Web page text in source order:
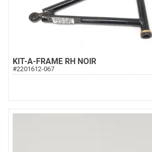
KIT-A-FRAME RH NOIR
#2201612-067